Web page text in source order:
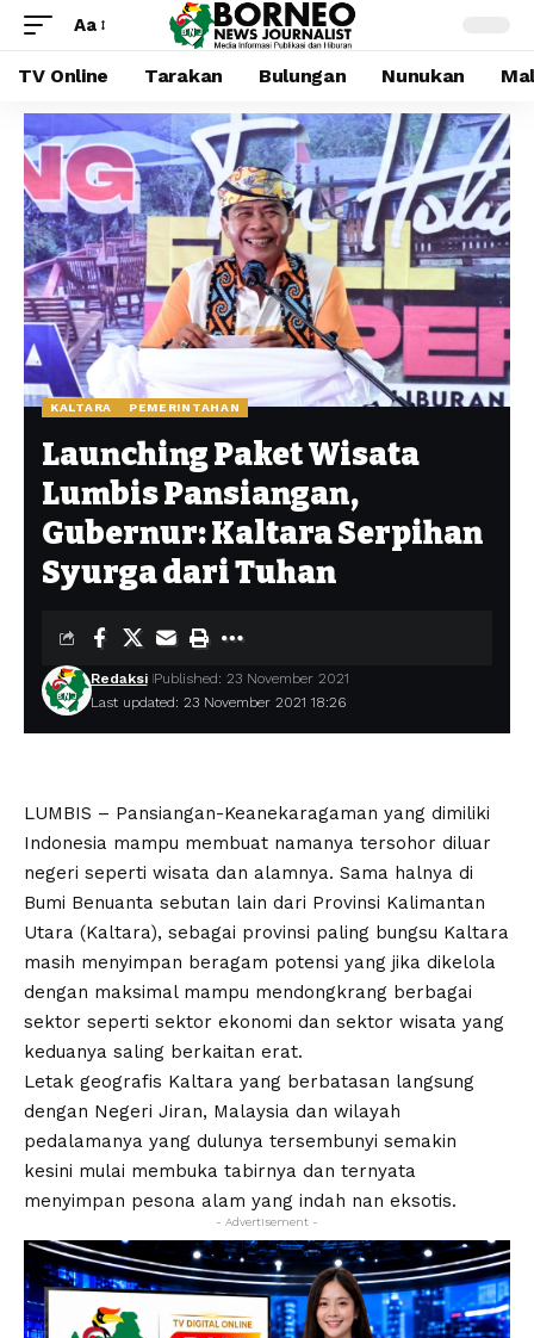
Aa
TV Online Tarakan Bulungan Nunukan
KALTARA PEMERINTAHAN
Launching Paket Wisata
Lumbis Pansiangan,
Gubernur: Kaltara Serpihan
Syurga dari Tuhan
Last updated: 23 November 2021 18:26
Redaksi Published: 23 November 2021
LUMBIS – Pansiangan-Keanekaragaman yang dimiliki
Indonesia mampu membuat namanya tersohor diluar
negeri seperti wisata dan alamnya. Sama halnya di
Bumi Benuanta sebutan lain dari Provinsi Kalimantan
Utara (Kaltara), sebagai provinsi paling bungsu Kaltara
masih menyimpan beragam potensi yang jika dikelola
dengan maksimal mampu mendongkrang berbagai
sektor seperti sektor ekonomi dan sektor wisata yang
keduanya saling berkaitan erat.
Letak geografis Kaltara yang berbatasan langsung
dengan Negeri Jiran, Malaysia dan wilayah
pedalamanya yang dulunya tersembunyi semakin
kesini mulai membuka tabirnya dan ternyata
menyimpan pesona alam yang indah nan eksotis.
- Advertisement -